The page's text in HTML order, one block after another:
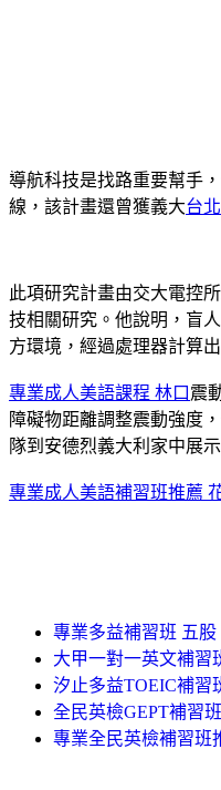
導航科技是找路重要幫手
線，該計畫還曾獲義大台
此項研究計畫由交大電控
技相關研究。他說明，盲
方環境，經過處理器計算
專業成人美語課程 林口 震
障礙物距離調整震動強度
隊到安德烈義大利家中展
專業成人美語補習班推薦
專業多益補習班 五股
大甲一對一英文補習
汐止多益TOEIC補習
全民英檢GEPT補習
專業全民英檢補習班